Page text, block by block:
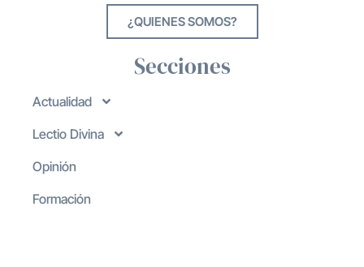
¿QUIENES SOMOS?
Secciones
Actualidad
Lectio Divina
Opinión
Formación